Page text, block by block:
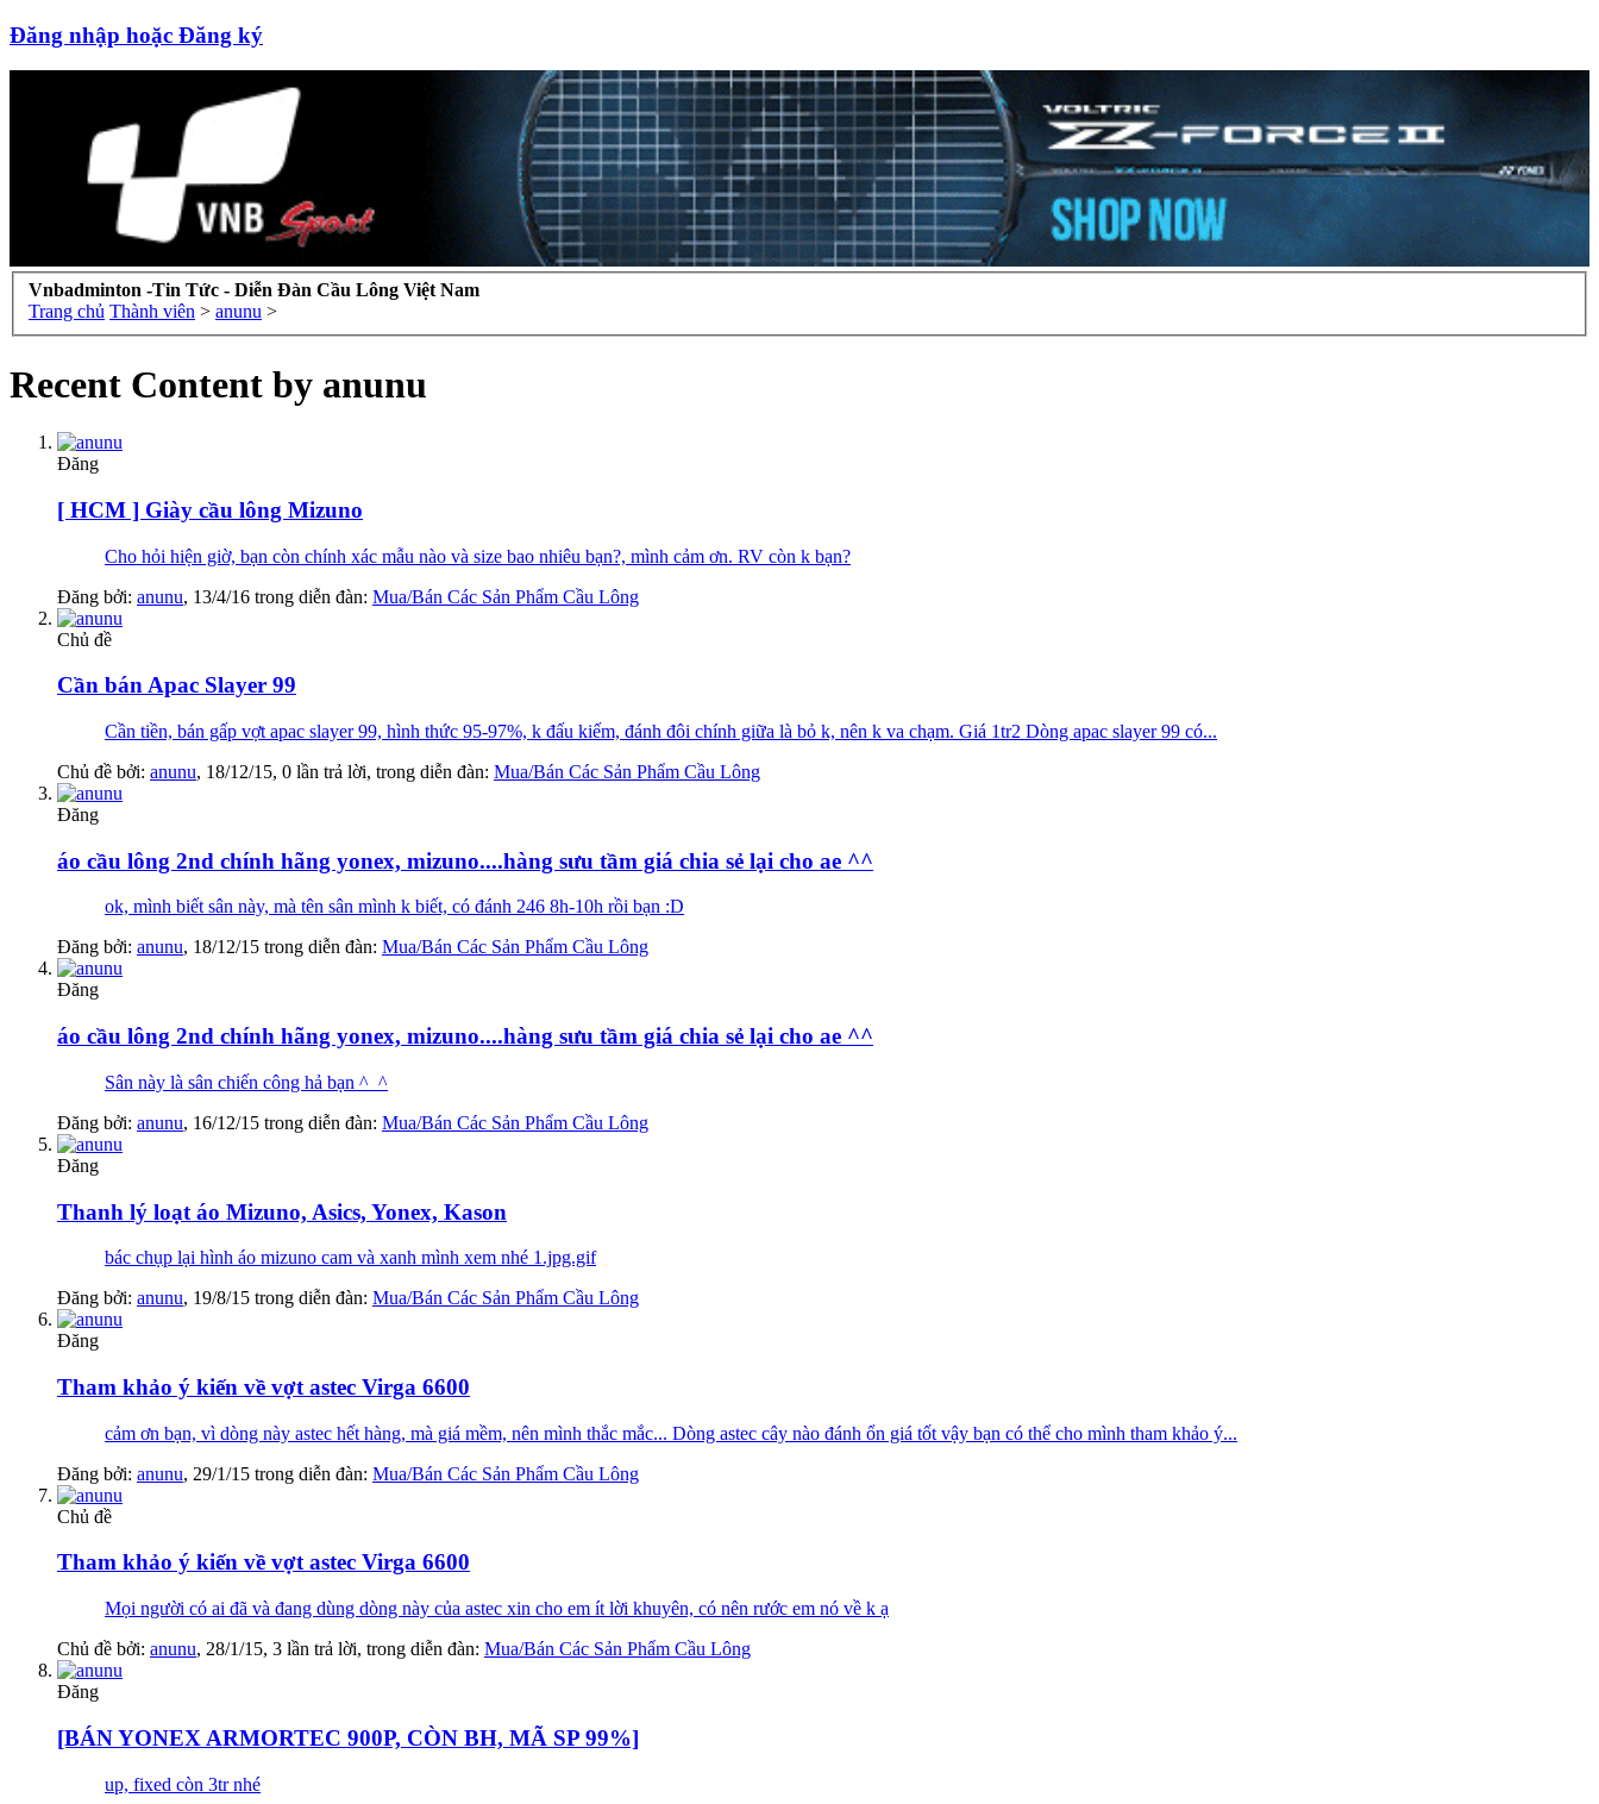
Đăng nhập hoặc Đăng ký
Vnbadminton -Tin Tức - Diễn Đàn Cầu Lông Việt Nam
Trang chủ Thành viên > anunu >
Recent Content by anunu
Đăng
[ HCM ] Giày cầu lông Mizuno
Cho hỏi hiện giờ, bạn còn chính xác mẫu nào và size bao nhiêu bạn?, mình cảm ơn. RV còn k bạn?
Đăng bởi: anunu, 13/4/16 trong diễn đàn: Mua/Bán Các Sản Phẩm Cầu Lông
Chủ đề
Cần bán Apac Slayer 99
Cần tiền, bán gấp vợt apac slayer 99, hình thức 95-97%, k đấu kiếm, đánh đôi chính giữa là bỏ k, nên k va chạm. Giá 1tr2 Dòng apac slayer 99 có...
Chủ đề bởi: anunu, 18/12/15, 0 lần trả lời, trong diễn đàn: Mua/Bán Các Sản Phẩm Cầu Lông
Đăng
áo cầu lông 2nd chính hãng yonex, mizuno....hàng sưu tầm giá chia sẻ lại cho ae ^^
ok, mình biết sân này, mà tên sân mình k biết, có đánh 246 8h-10h rồi bạn :D
Đăng bởi: anunu, 18/12/15 trong diễn đàn: Mua/Bán Các Sản Phẩm Cầu Lông
Đăng
áo cầu lông 2nd chính hãng yonex, mizuno....hàng sưu tầm giá chia sẻ lại cho ae ^^
Sân này là sân chiến công hả bạn ^_^
Đăng bởi: anunu, 16/12/15 trong diễn đàn: Mua/Bán Các Sản Phẩm Cầu Lông
Đăng
Thanh lý loạt áo Mizuno, Asics, Yonex, Kason
bác chụp lại hình áo mizuno cam và xanh mình xem nhé 1.jpg.gif
Đăng bởi: anunu, 19/8/15 trong diễn đàn: Mua/Bán Các Sản Phẩm Cầu Lông
Đăng
Tham khảo ý kiến về vợt astec Virga 6600
cảm ơn bạn, vì dòng này astec hết hàng, mà giá mềm, nên mình thắc mắc... Dòng astec cây nào đánh ổn giá tốt vậy bạn có thể cho mình tham khảo ý...
Đăng bởi: anunu, 29/1/15 trong diễn đàn: Mua/Bán Các Sản Phẩm Cầu Lông
Chủ đề
Tham khảo ý kiến về vợt astec Virga 6600
Mọi người có ai đã và đang dùng dòng này của astec xin cho em ít lời khuyên, có nên rước em nó về k ạ
Chủ đề bởi: anunu, 28/1/15, 3 lần trả lời, trong diễn đàn: Mua/Bán Các Sản Phẩm Cầu Lông
Đăng
[BÁN YONEX ARMORTEC 900P, CÒN BH, MÃ SP 99%]
up, fixed còn 3tr nhé